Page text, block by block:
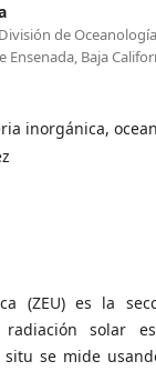
de
Ensenada, Baja
inorgánica,
(ZEU) es la
solar
se mide